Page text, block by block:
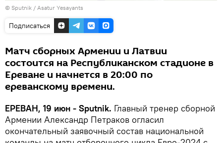
© Sputnik / Asatur Yesayants
Подписаться
Матч сборных Армении и Латвии
состоится на Республиканском стадионе в
Ереване и начнется в 20:00 по
ереванскому времени.
ЕРЕВАН, 19 июн - Sputnik. Главный тренер сборной
Армении Александр Петраков огласил
окончательный заявочный состав национальной